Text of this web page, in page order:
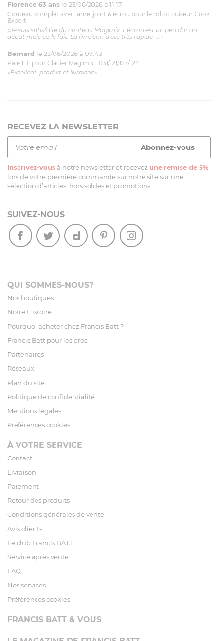
Florence 63 ans le 23/06/2026 à 11:17
Couteau complet avec lame, joint & écrou pour le robot cuiseur Cook
Expert
«Je suis satisfaite du couteau Magimix. L'écrou est un peu dur au
début mais ça le fait. La livraison a été très rapide. ...»
Bernard le 23/06/2026 à 09:43
Pale 1.1L pour Glacier Magimix 11031/121/123/124
«Excellent: produit et livraison»
RECEVEZ LA NEWSLETTER
Inscrivez-vous à notre newsletter et recevez une remise de 5%
lors de votre première commande sur notre site sur une
sélection d’articles, hors soldes et promotions
SUIVEZ-NOUS
QUI SOMMES-NOUS?
Nos boutiques
Notre Histoire
Pourquoi acheter chez Francis Batt ?
Francis Batt pour les pros
Partenaires
Réseaux
Plan du site
Politique de confidentialité
Mentions légales
Préférences cookies
À VOTRE SERVICE
Contact
Livraison
Paiement
Retour des produits
Conditions générales de vente
Avis clients
Le club Francis BATT
Service après vente
FAQ
Nos services
Préférences cookies
FRANCIS BATT & VOUS